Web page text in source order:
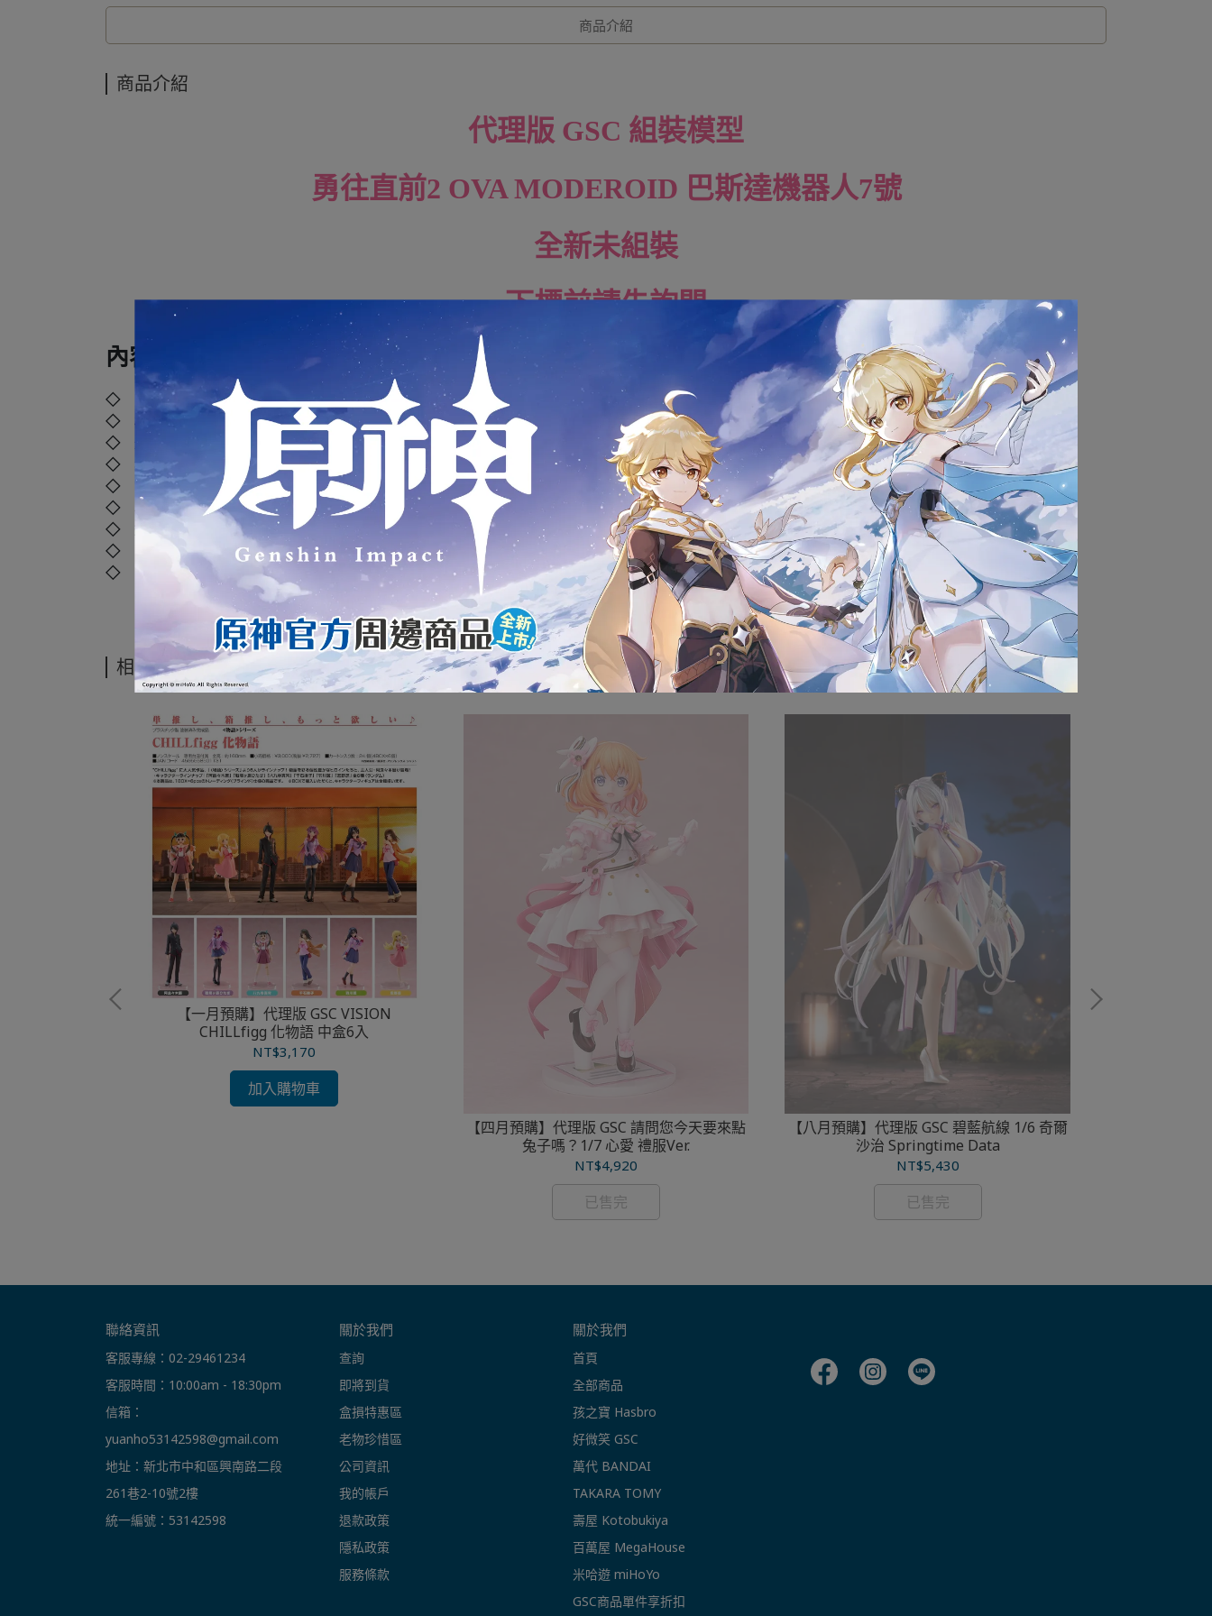
商品介紹
商品介紹
代理版 GSC 組裝模型
勇往直前2 OVA MODEROID 巴斯達機器人7號
全新未組裝
下標前請先詢問
內容規格：
◇ 品牌：GOOD SMILE COMPANY (GSC)
◇ 材質：塑膠、聚苯乙烯、聚乙烯、聚丙烯
◇ 外盒尺寸：
30 x 19 x 7 cm
◇ 年齡：4歲以上
◇ 國際碼：
4571697180772
◇ 本產品如拆封或之後壓損後即無法恢復原狀，可能會導致影響您的退貨權益，在您還不確定是否要辦理退貨以前，請勿拆封
◇ 運送過程外盒偶有碰撞擠壓，但並不損及內盒產品的完整性，如嚴格要求外盒完整者請慎重考慮
◇ 商品照片僅供參考，以實際出貨商品顏色款式為準
◇ 商品經拆封後，如有任何商品問題，可直接撥打本店客服0908-313-155或(02)2946-1234，將有專人為您服務
相關商品
【一月預購】代理版 GSC VISION
CHILLfigg 化物語 中盒6入
NT$3,170
加入購物車
【四月預購】代理版 GSC 請問您今天要來點
兔子嗎？1/7 心愛 禮服Ver.
NT$4,920
已售完
【八月預購】代理版 GSC 碧藍航線 1/6 奇爾
沙治 Springtime Data
NT$5,430
已售完
聯絡資訊
客服專線：02-29461234
客服時間：10:00am - 18:30pm
信箱：
yuanho53142598@gmail.com
地址：新北市中和區興南路二段
261巷2-10號2樓
統一編號：53142598
關於我們
查詢
即將到貨
盒損特惠區
老物珍惜區
公司資訊
我的帳戶
退款政策
隱私政策
服務條款
關於我們
首頁
全部商品
孩之寶 Hasbro
好微笑 GSC
萬代 BANDAI
TAKARA TOMY
壽屋 Kotobukiya
百萬屋 MegaHouse
米哈遊 miHoYo
GSC商品單件享折扣